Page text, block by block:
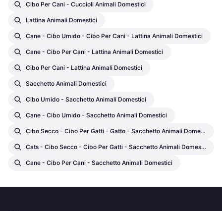
Cibo Per Cani - Cuccioli Animali Domestici
Lattina Animali Domestici
Cane - Cibo Umido - Cibo Per Cani - Lattina Animali Domestici
Cane - Cibo Per Cani - Lattina Animali Domestici
Cibo Per Cani - Lattina Animali Domestici
Sacchetto Animali Domestici
Cibo Umido - Sacchetto Animali Domestici
Cane - Cibo Umido - Sacchetto Animali Domestici
Cibo Secco - Cibo Per Gatti - Gatto - Sacchetto Animali Domestici
Cats - Cibo Secco - Cibo Per Gatti - Sacchetto Animali Domestici
Cane - Cibo Per Cani - Sacchetto Animali Domestici